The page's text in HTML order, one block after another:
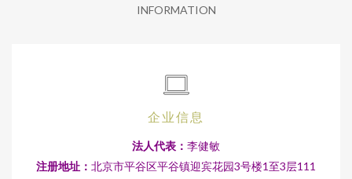
INFORMATION
企业信息
法人代表： 李健敏
注册地址： 北京市平谷区平谷镇迎宾花园3号楼1至3层111